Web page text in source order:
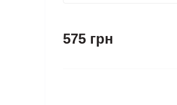
575 грн